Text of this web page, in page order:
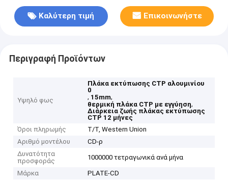
Καλύτερη τιμή Επικοινωνήστε
Περιγραφή Προϊόντων
Υψηλό φως
Πλάκα εκτύπωσης CTP αλουμινίου
0
, 15mm,
θερμική πλάκα CTP με εγγύηση,
Διάρκεια ζωής πλάκας εκτύπωσης
CTP 12 μήνες
Όροι πληρωμής
T/T, Western Union
Αριθμό μοντέλου
CD-ρ
Δυνατότητα
προσφοράς
1000000 τετραγωνικά ανά μήνα
Μάρκα
PLATE-CD